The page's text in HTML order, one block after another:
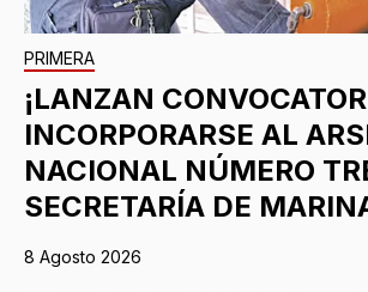
PRIMERA
¡LANZAN
INCORPORARSE AL
NACIONAL NÚMERO
SECRETARÍA DE
8 Agosto 2026